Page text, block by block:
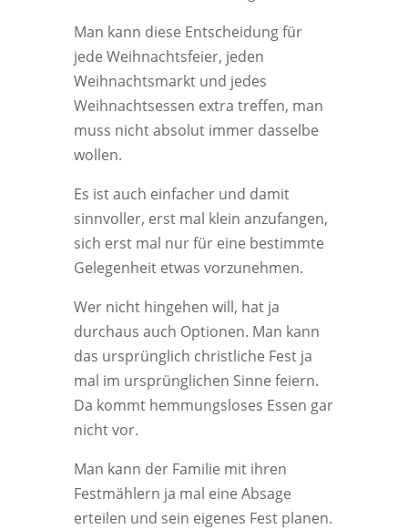
Man kann diese Entscheidung für
jede Weihnachtsfeier, jeden
Weihnachtsmarkt und jedes
Weihnachtsessen extra treffen, man
muss nicht absolut immer dasselbe
wollen.
Es ist auch einfacher und damit
sinnvoller, erst mal klein anzufangen,
sich erst mal nur für eine bestimmte
Gelegenheit etwas vorzunehmen.
Wer nicht hingehen will, hat ja
durchaus auch Optionen. Man kann
das ursprünglich christliche Fest ja
mal im ursprünglichen Sinne feiern.
Da kommt hemmungsloses Essen gar
nicht vor.
Man kann der Familie mit ihren
Festmählern ja mal eine Absage
erteilen und sein eigenes Fest planen.